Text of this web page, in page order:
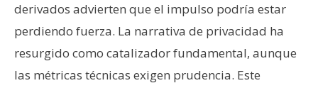
o
y
P
u
derivados advierten que el impulso podría estar
perdiendo fuerza. La narrativa de privacidad ha
resurgido como catalizador fundamental, aunque
las métricas técnicas exigen prudencia. Este